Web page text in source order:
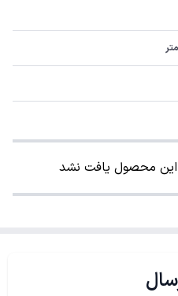
این محصول یافت نشد